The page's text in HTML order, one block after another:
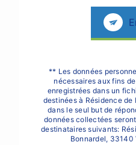
** Les données
nécessaires aux fins
enregistrées dans un
destinées à Résidence
dans le seul but de
données collectées
destinataires suivants:
Bonnardel,